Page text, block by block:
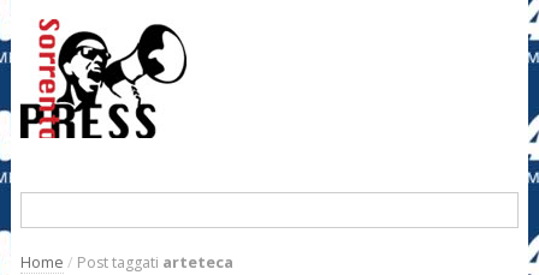
Home / Post taggati arteteca